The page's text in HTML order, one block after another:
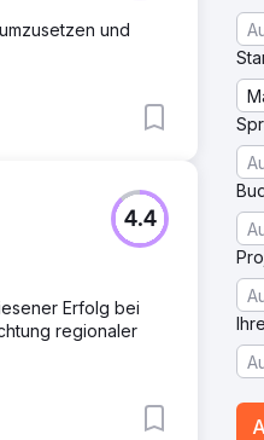
und
4.4
Erfolg bei
regionaler